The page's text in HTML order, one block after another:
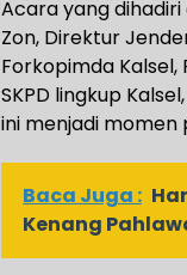
Acara yang dihadiri
Zon, Direktur
Forkopimda Kalsel,
SKPD lingkup
ini menjadi
Baca Juga :
Kenang